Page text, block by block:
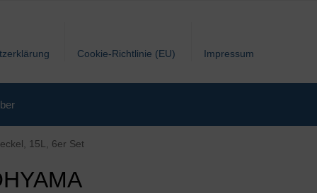
Cookie-Richtlinie (EU) Impressum
15L, 6er Set